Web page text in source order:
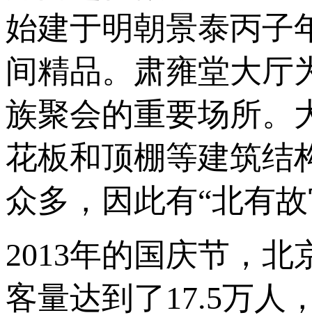
始建于明朝景泰丙子
间精品。肃雍堂大厅
族聚会的重要场所。
花板和顶棚等建筑结
众多，因此有“北有
2013年的国庆节，
客量达到了17.5万人